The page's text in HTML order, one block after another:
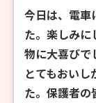
今日は、電車
た。楽しみに
物に大喜びで
とてもおい
た。保護者の